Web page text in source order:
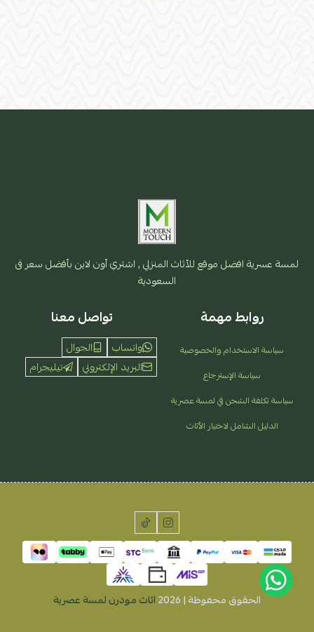
لمسة عسرية افضل موقع للأثاث المنزلي , اشتري أون لاين بأفضل سعر فى
السعودية
روابط مهمة
سياسة الاستخدام والخصوصية
سياسة الإسترجاع
سياسة تكلفة الشحن في لمسة عصرية
الدليل الشامل لاختيار الأثاث
تواصل معنا
واتساب
الجوال
البريد الإلكتروني
تيليجرام
الحقوق محفوظة | 2026 اثاث مودرن لمسة عصرية